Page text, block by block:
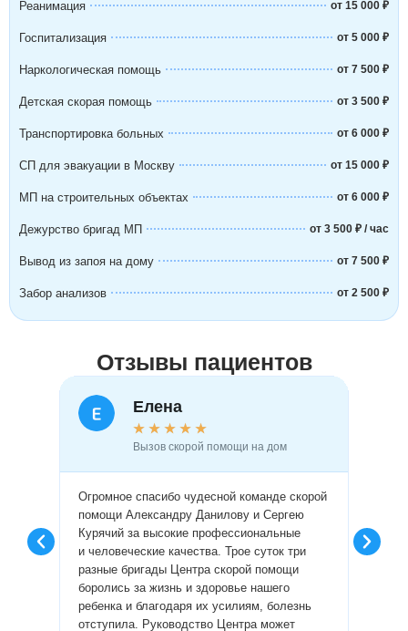
Реанимация от 15 000 ₽
Госпитализация от 5 000 ₽
Наркологическая помощь от 7 500 ₽
Детская скорая помощь от 3 500 ₽
Транспортировка больных от 6 000 ₽
СП для эвакуации в Москву от 15 000 ₽
МП на строительных объектах от 6 000 ₽
Дежурство бригад МП от 3 500 ₽ / час
Вывод из запоя на дому от 7 500 ₽
Забор анализов от 2 500 ₽
Отзывы пациентов
Елена
★ ★ ★ ★ ★
Вызов скорой помощи на дом
Огромное спасибо чудесной команде скорой
помощи Александру Данилову и Сергею
Курячий за высокие профессиональные
и человеческие качества. Трое суток три
разные бригады Центра скорой помощи
боролись за жизнь и здоровье нашего
ребенка и благодаря их усилиям, болезнь
отступила. Руководство Центра может